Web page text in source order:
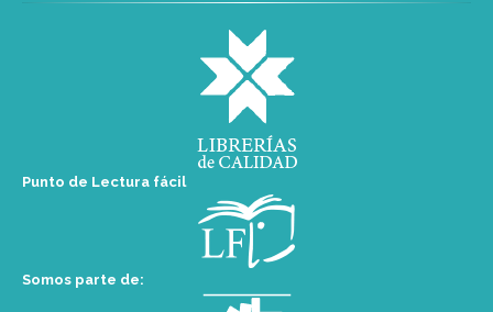
Punto de Lectura fácil
Somos parte de: